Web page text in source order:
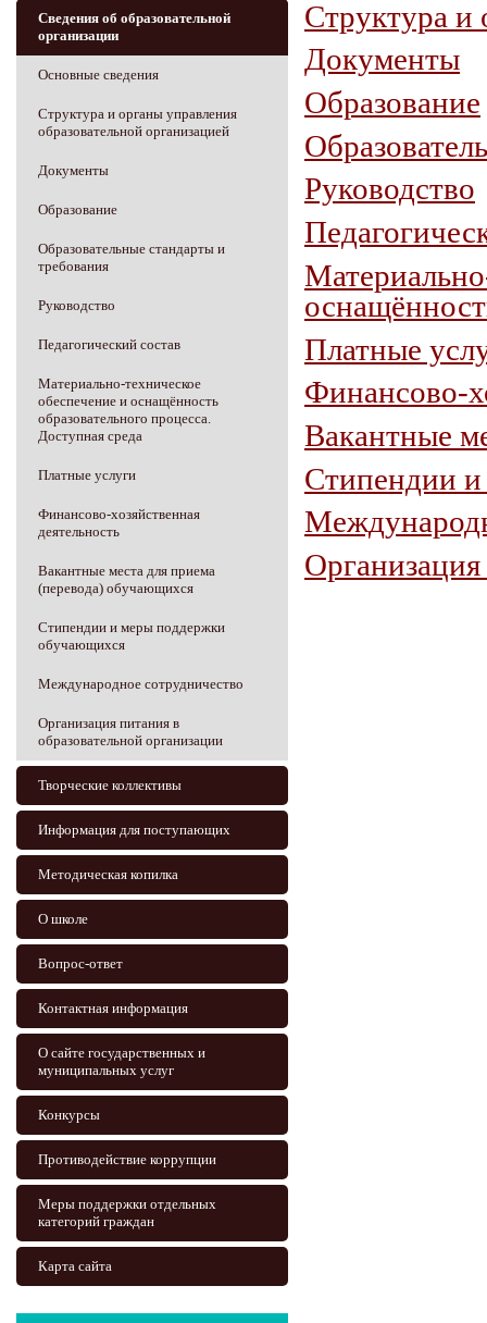
Сведения об образовательной
организации
Основные сведения
Структура и органы управления
образовательной организацией
Документы
Образование
Образовательные стандарты и
требования
Руководство
Педагогический состав
Материально-техническое
обеспечение и оснащённость
образовательного процесса.
Доступная среда
Платные услуги
Финансово-хозяйственная
деятельность
Вакантные места для приема
(перевода) обучающихся
Стипендии и меры поддержки
обучающихся
Международное сотрудничество
Организация питания в
образовательной организации
Творческие коллективы
Информация для поступающих
Методическая копилка
О школе
Вопрос-ответ
Контактная информация
О сайте государственных и
муниципальных услуг
Конкурсы
Противодействие коррупции
Меры поддержки отдельных
категорий граждан
Карта сайта
Структура и
Документы
Образование
Руководство
Платные
Финансово-
Вакантные
Стипендии